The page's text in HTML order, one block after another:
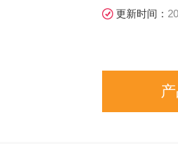
更新时间：